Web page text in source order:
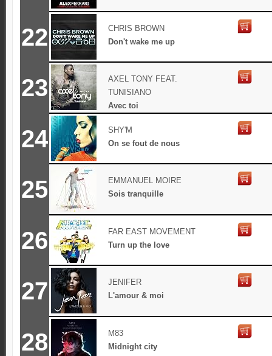
22
CHRIS BROWN
Don't wake me up
23
AXEL TONY FEAT.
TUNISIANO
Avec toi
24
SHY'M
On se fout de nous
25
EMMANUEL MOIRE
Sois tranquille
26
FAR EAST MOVEMENT
Turn up the love
27
JENIFER
L'amour & moi
28
M83
Midnight city